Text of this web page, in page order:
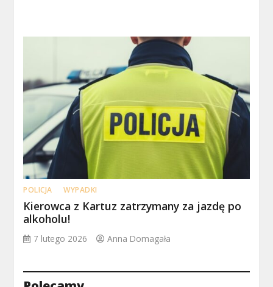
POLICJA WYPADKI
Kierowca z Kartuz zatrzymany za jazdę po
alkoholu!
7 lutego 2026 Anna Domagała